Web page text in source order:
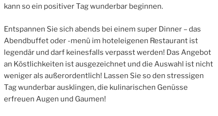
kann so ein positiver Tag wunderbar beginnen.
Entspannen Sie sich abends bei einem super Dinner – das
Abendbuffet oder -menü im hoteleigenen Restaurant ist
legendär und darf keinesfalls verpasst werden! Das Angebot
an Köstlichkeiten ist ausgezeichnet und die Auswahl ist nicht
weniger als außerordentlich! Lassen Sie so den stressigen
Tag wunderbar ausklingen, die kulinarischen Genüsse
erfreuen Augen und Gaumen!